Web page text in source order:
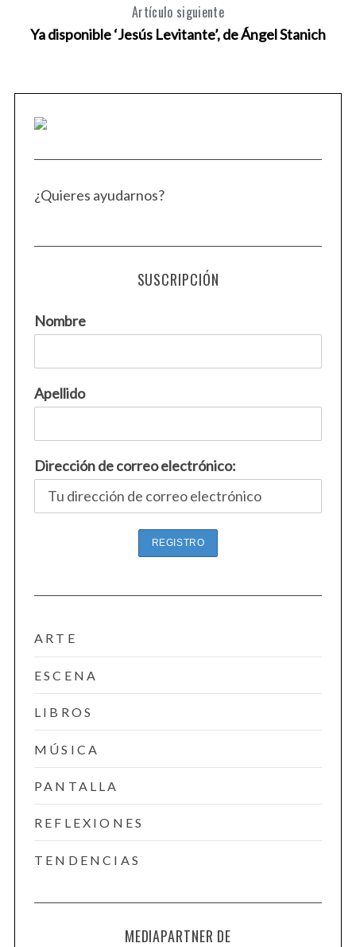
Artículo siguiente
Ya disponible ‘Jesús Levitante’, de Ángel Stanich
¿Quieres ayudarnos?
SUSCRIPCIÓN
Nombre
Apellido
Dirección de correo electrónico:
ARTE
ESCENA
LIBROS
MÚSICA
PANTALLA
REFLEXIONES
TENDENCIAS
MEDIAPARTNER DE